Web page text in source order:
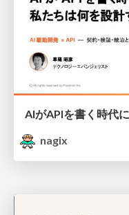
AIがAPIを書く時代
nagix